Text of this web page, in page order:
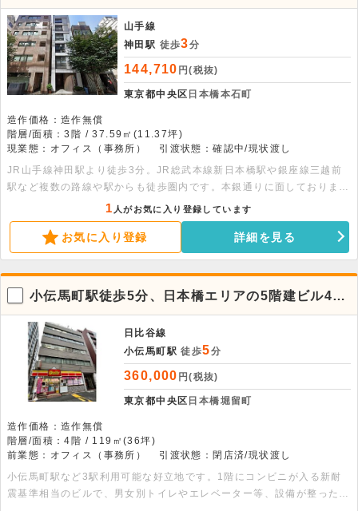
山手線
神田駅 徒歩3分
144,710 円(税抜)
東京都中央区 日本橋本石町
造作価格：造作無償
階層/面積：3階 / 37.59㎡(11.37坪)
現業態：オフィス（事務所）
引渡状態：確認中/現状渡し
JR山手線神田駅より徒歩3分。JR総武本線新日本橋駅や銀座線三越前
駅など複数の路線や駅からも徒歩圏内です。本銀通りに面しておりま
す。7階建ての建物の3階部分、37.59平米の事務所物件です。
1 人がお気に入り登録しています
お気に入り登録 詳細を見る
小伝馬町駅徒歩5分、日本橋エリアの5階建ビル4階
貸事務所
日比谷線
小伝馬町駅 徒歩5分
360,000 円(税抜)
東京都中央区 日本橋堀留町
造作価格：造作無償
階層/面積：4階 / 119㎡(36坪)
前業態：オフィス（事務所）
引渡状態：閉店済/現状渡し
小伝馬町駅など3駅利用可能な好立地です。1階にコンビニが入る新耐
震基準相当のビルで、男女別トイレやエレベーター等、設備が整った快